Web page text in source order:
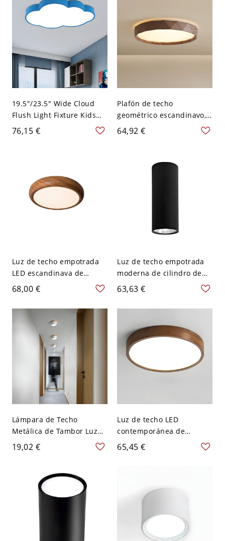
19.5"/23.5" Wide Cloud
Flush Light Fixture Kids
Acrylic LED Bedroom
Ceiling Flush Mount in
76,15 €
Plafón de techo
geométrico escandinavo,
luminaria metálica
imitación madera con
120 V 30,48 cm Nogal
64,92 €
Luz de techo empotrada
LED escandinava de
mediados de siglo,
acabado en nogal,
redonda de perfil bajo -
110 A 120 V 30,48 cm
Blanco
68,00 €
Luz de techo empotrada
moderna de cilindro de
metal con 1 luz - Negro
110 A 120 V 30,48 cm
Blanco
63,63 €
Lámpara de Techo
Metálica de Tambor Luz
de Techo LED Nórdica
para Cuarto - Blanco 110
19,02 €
Luz de techo LED
contemporánea de
montaje empotrado en
madera con pantalla
65,45 €